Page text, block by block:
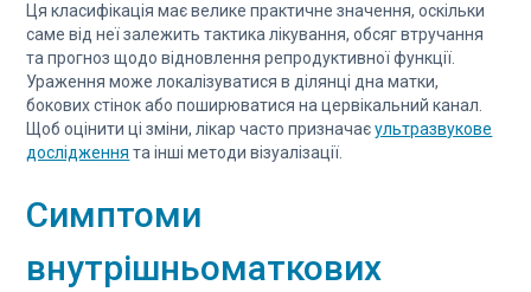
Ця класифікація має велике практичне значення, оскільки
саме від неї залежить тактика лікування, обсяг втручання
та прогноз щодо відновлення репродуктивної функції.
Ураження може локалізуватися в ділянці дна матки,
бокових стінок або поширюватися на цервікальний канал.
Щоб оцінити ці зміни, лікар часто призначаєультразвукове
дослідження та інші методи візуалізації.
Симптоми
внутрішньоматкових